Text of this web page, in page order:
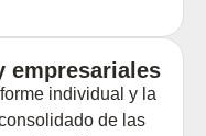
empresariales
individual y la
de las